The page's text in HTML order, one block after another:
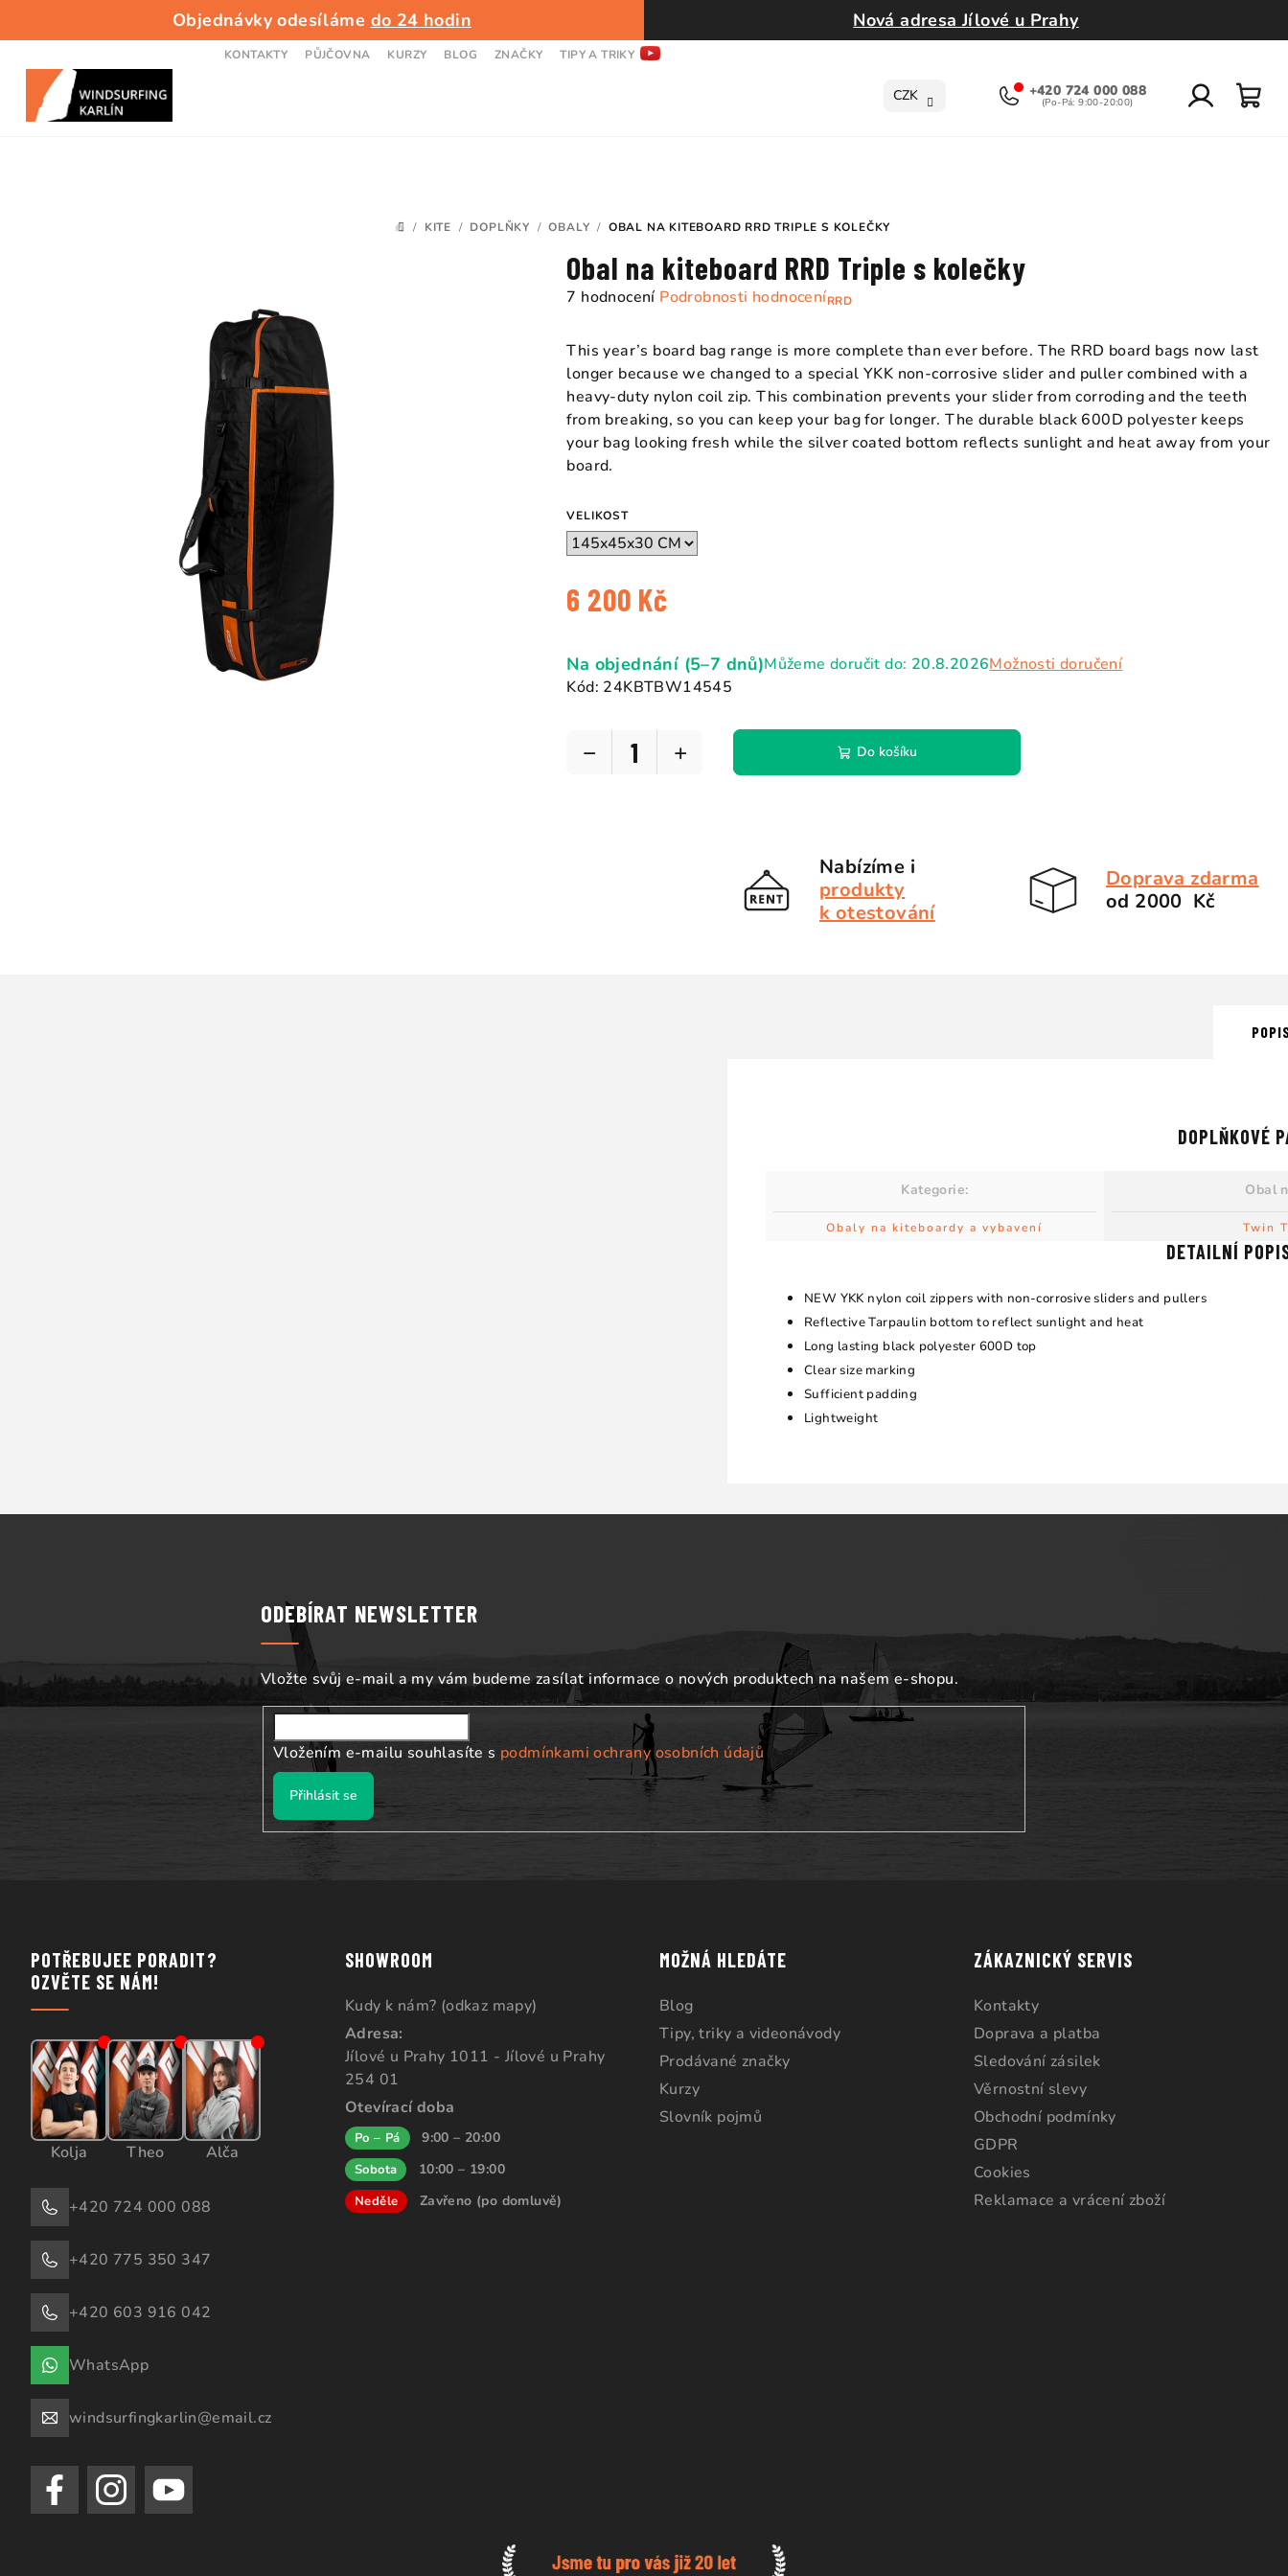
Objednávky odesíláme do 24 hodin Nová adresa Jílové u Prahy
KONTAKTY PŮJČOVNA KURZY BLOG ZNAČKY TIPY A TRIKY
CZK +420 724 000 088
DOMŮ
/ KITE / DOPLŇKY / OBALY / OBAL NA KITEBOARD RRD TRIPLE S KOLEČKY
RRD
Obal na kiteboard RRD Triple s kolečky
Průměrné
produktu
je
5,0
z
hvězdiček.
7 hodnocení Podrobnosti hodnocení
This year’s board bag range is more complete than ever before. The RRD board bags now last
longer because we changed to a special YKK non-corrosive slider and puller combined with a
heavy-duty nylon coil zip. This combination prevents your slider from corroding and the teeth
from breaking, so you can keep your bag for longer. The durable black 600D polyester keeps
your bag looking fresh while the silver coated bottom reflects sunlight and heat away from your
board.
VELIKOST
6 200 Kč
cena:
Na objednání (5–7 dnů)Můžeme doručit do: 20.8.2026Možnosti doručení
Kód: 24KBTBW14545
+
− Do košíku
Nabízíme i
produkty
k otestování
Doprava zdarma
od 2000 Kč
DETAILNÍ
NEW YKK nylon coil zippers with non-corrosive sliders and pullers
Reflective Tarpaulin bottom to reflect sunlight and heat
Long lasting black polyester 600D top
Clear size marking
Sufficient padding
Lightweight
DOPLŇKOVÉ
Kategorie:
Obaly na kiteboardy a vybavení
Obal
Twin
t
í
ODEBÍRAT NEWSLETTER
Vložte svůj e-mail a my vám budeme zasílat informace o nových produktech na našem e-shopu.
Vložením e-mailu souhlasíte s podmínkami ochrany osobních údajů
Přihlásit se
POTŘEBUJEE PORADIT?
OZVĚTE SE NÁM!
Kolja Theo Alča
+420 724 000 088
+420 775 350 347
+420 603 916 042
WhatsApp
windsurfingkarlin@email.cz
SHOWROOM
Kudy k nám? (odkaz mapy)
Adresa:
Jílové u Prahy 1011 - Jílové u Prahy
254 01
Otevírací doba
Po – Pá 9:00 – 20:00
Sobota 10:00 – 19:00
Neděle Zavřeno (po domluvě)
MOŽNÁ HLEDÁTE
Blog
Tipy, triky a videonávody
Prodávané značky
Kurzy
Slovník pojmů
ZÁKAZNICKÝ SERVIS
Kontakty
Doprava a platba
Sledování zásilek
Věrnostní slevy
Obchodní podmínky
GDPR
Cookies
Reklamace a vrácení zboží